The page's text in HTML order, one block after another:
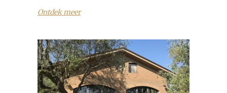
Ontdek meer